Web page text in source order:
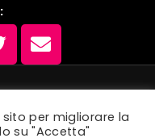
per migliorare la
su "Accetta"